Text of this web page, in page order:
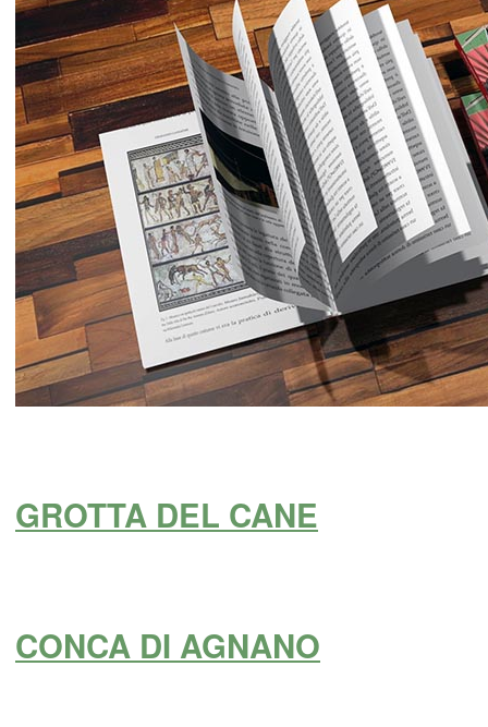
GROTTA DEL CANE
CONCA DI AGNANO